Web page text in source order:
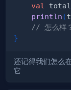
val
total
println (
// 怎么样
}
还记得我们怎么
它